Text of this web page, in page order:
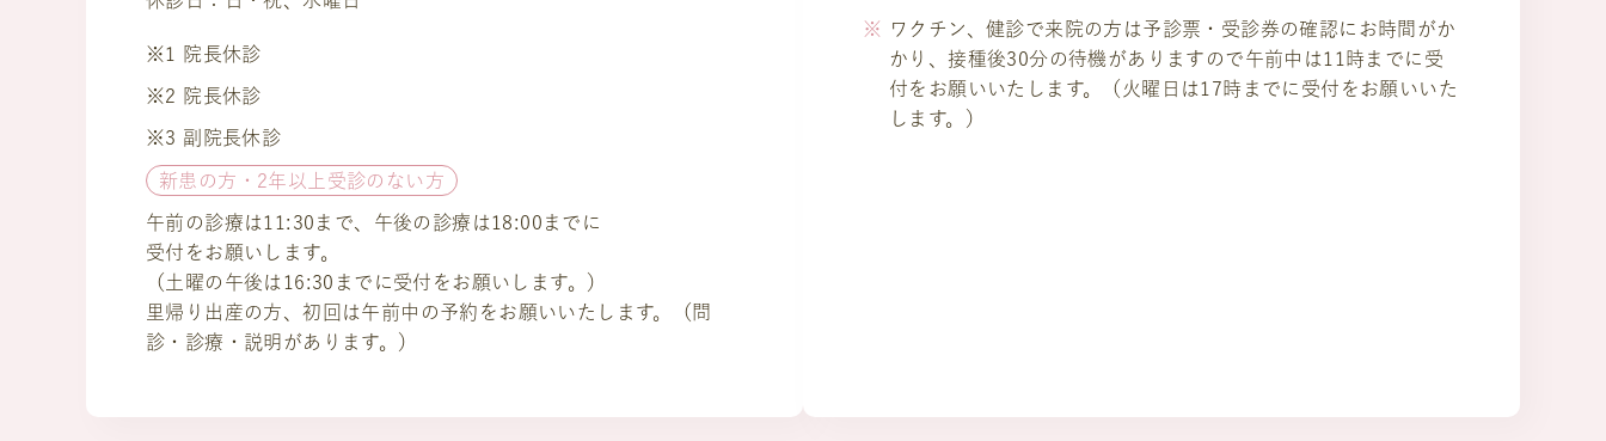
※1 院長休診
※2 院長休診
※3 副院長休診
新患の方・2年以上受診のない方
午前の診療は11:30まで、午後の診療は18:00までに
受付をお願いします。
（土曜の午後は16:30までに受付をお願いします。）
里帰り出産の方、初回は午前中の予約をお願いいたします。（問
診・診療・説明があります。）
ワクチン、健診で来院の方は予診票・受診券の確認にお時間がか
かり、接種後30分の待機がありますので午前中は11時までに受
付をお願いいたします。（火曜日は17時までに受付をお願いいた
します。）